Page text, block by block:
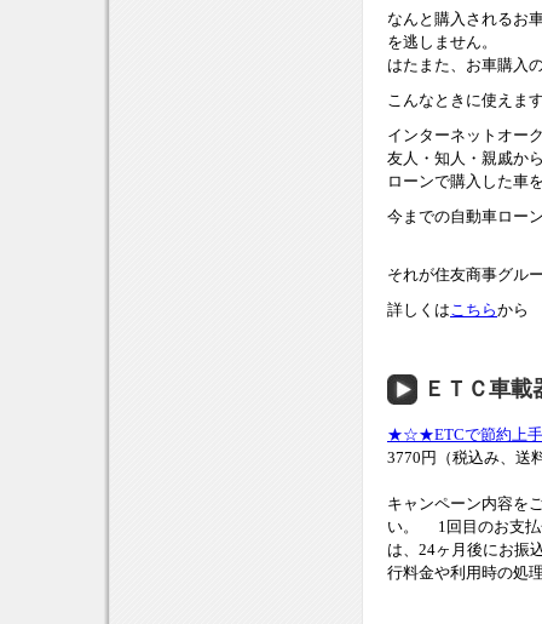
なんと購入されるお
を逃しません。
はたまた、お車購入
こんなときに使えま
インターネットオー
友人・知人・親戚か
ローンで購入した車
今までの自動車ロー
それが住友商事グル
詳しくは こちらから
ＥＴＣ車
★☆★ETCで節約上手
3770円（税込み、送
キャンペーン内容を
い。 1回目のお支払
は、24ヶ月後にお振
行料金や利用時の処